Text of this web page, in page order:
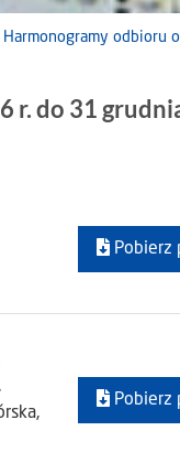
Harmonogramy odbioru
r. do 31
Pobierz
Pobierz